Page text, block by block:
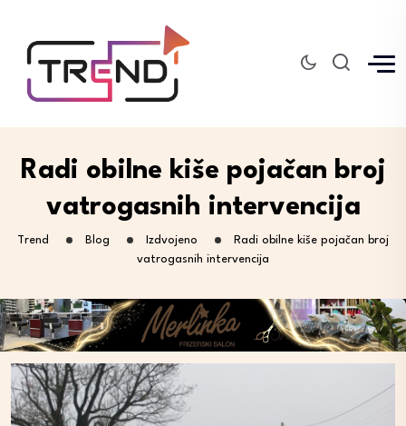
Radi obilne kiše pojačan broj
vatrogasnih intervencija
Trend Blog Izdvojeno
Radi obilne kiše pojačan broj
vatrogasnih intervencija